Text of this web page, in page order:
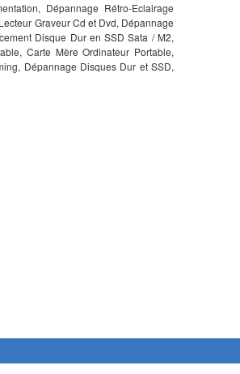
Dépannage Rétro-Eclairage
Graveur Cd et Dvd, Dépannage
Disque Dur en SSD Sata / M2,
Carte Mère Ordinateur Portable,
Dépannage Disques Dur et SSD,